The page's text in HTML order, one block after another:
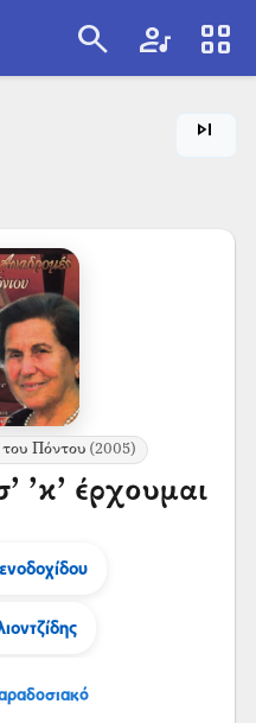
search artist view_cozy
skip_next
Πόντου(2005)
’κ’ έρχουμαι